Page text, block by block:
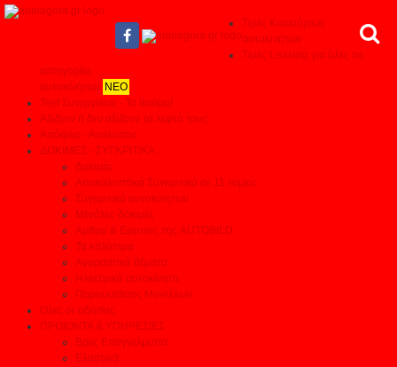
Τιμές Καινούριων
αυτοκινήτων
Τιμές Leasing για όλες τις
κατηγορίες
αυτοκινήτων ΝΕΟ
Test Συνεργείων - Το θαύμα!
Αξίζουν ή δεν αξίζουν τα λεφτά τους
Απόψεις - Αναλύσεις
ΔΟΚΙΜΕΣ - ΣΥΓΚΡΙΤΙΚΑ
Δοκιμές
Αποκαλυπτικά Συγκριτικά σε 11 τομείς
Συγκριτικά αυτοκινήτων
Μεγάλες δοκιμές
Αρθρα & Ερευνες της AUTOBILD
Τα καλύτερα
Αγοραστικά θέματα
Ηλεκτρικά αυτοκίνητα
Παρουσιάσεις Μοντέλων
Όλες οι ειδήσεις
ΠΡΟΙΟΝΤΑ & ΥΠΗΡΕΣΙΕΣ
Βρες Επαγγελματία
Ελαστικά